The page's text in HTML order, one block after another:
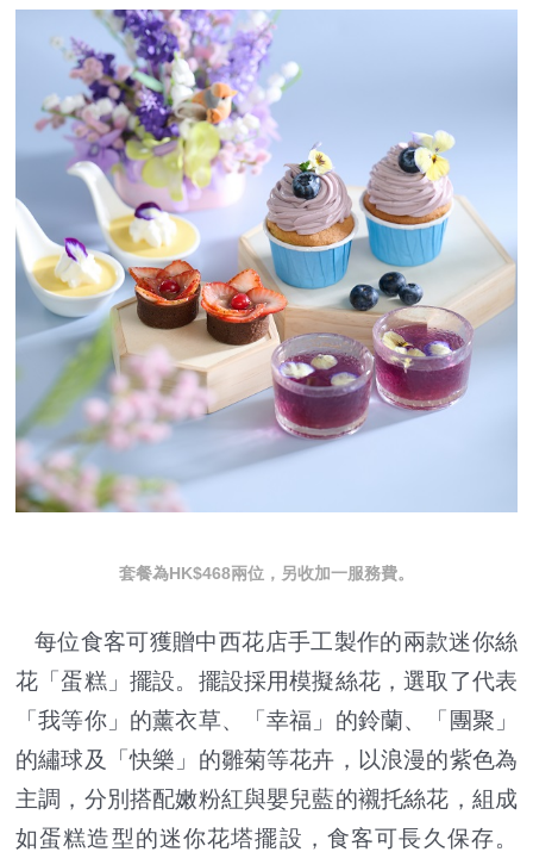
套餐為HK$468兩位，另收加一服務費。
每位食客可獲贈中西花店手工製作的兩款迷你絲
花「蛋糕」擺設。擺設採用模擬絲花，選取了代表
「我等你」的薰衣草、「幸福」的鈴蘭、「團聚」
的繡球及「快樂」的雛菊等花卉，以浪漫的紫色為
主調，分別搭配嫩粉紅與嬰兒藍的襯托絲花，組成
如蛋糕造型的迷你花塔擺設，食客可長久保存。